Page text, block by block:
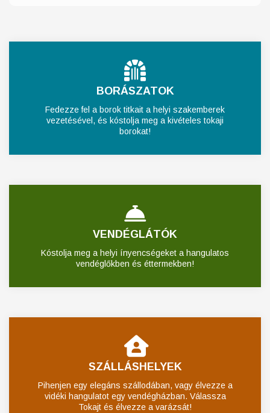
BORÁSZATOK
Fedezze fel a borok titkait a helyi szakemberek
vezetésével, és kóstolja meg a kivételes tokaji
borokat!
VENDÉGLÁTÓK
Kóstolja meg a helyi ínyencségeket a hangulatos
vendéglőkben és éttermekben!
SZÁLLÁSHELYEK
Pihenjen egy elegáns szállodában, vagy élvezze a
vidéki hangulatot egy vendégházban. Válassza
Tokajt és élvezze a varázsát!